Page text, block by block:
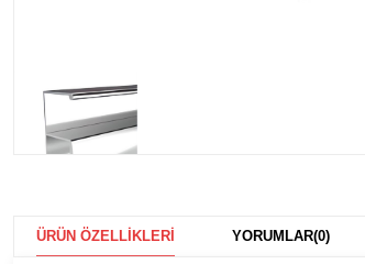
ÜRÜN ÖZELLIKLERI YORUMLAR(0)